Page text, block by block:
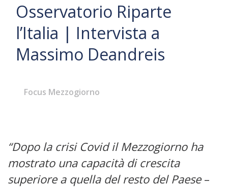
Osservatorio Riparte
l’Italia | Intervista a
Massimo Deandreis
Focus Mezzogiorno
“Dopo la crisi Covid il Mezzogiorno ha
mostrato una capacità di crescita
superiore a quella del resto del Paese–